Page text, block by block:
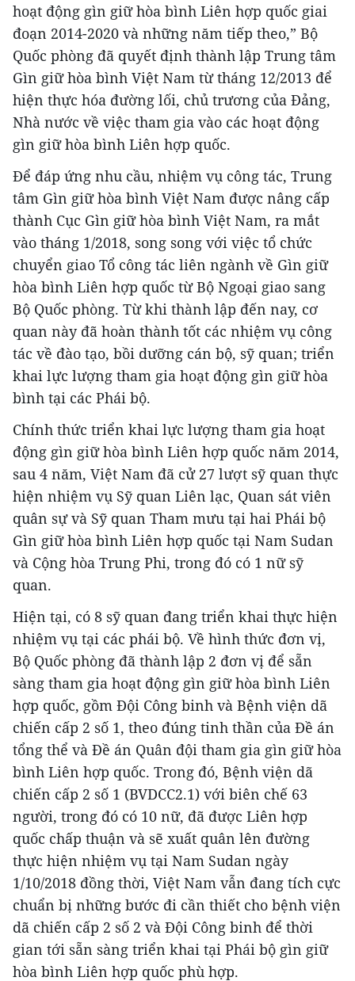
hoạt động gìn giữ hòa bình Liên hợp quốc giai
đoạn 2014-2020 và những năm tiếp theo,” Bộ
Quốc phòng đã quyết định thành lập Trung tâm
Gìn giữ hòa bình Việt Nam từ tháng 12/2013 để
hiện thực hóa đường lối, chủ trương của Đảng,
Nhà nước về việc tham gia vào các hoạt động
gìn giữ hòa bình Liên hợp quốc.
Để đáp ứng nhu cầu, nhiệm vụ công tác, Trung
tâm Gìn giữ hòa bình Việt Nam được nâng cấp
thành Cục Gìn giữ hòa bình Việt Nam, ra mắt
vào tháng 1/2018, song song với việc tổ chức
chuyển giao Tổ công tác liên ngành về Gìn giữ
hòa bình Liên hợp quốc từ Bộ Ngoại giao sang
Bộ Quốc phòng. Từ khi thành lập đến nay, cơ
quan này đã hoàn thành tốt các nhiệm vụ công
tác về đào tạo, bồi dưỡng cán bộ, sỹ quan; triển
khai lực lượng tham gia hoạt động gìn giữ hòa
bình tại các Phái bộ.
Chính thức triển khai lực lượng tham gia hoạt
động gìn giữ hòa bình Liên hợp quốc năm 2014,
sau 4 năm, Việt Nam đã cử 27 lượt sỹ quan thực
hiện nhiệm vụ Sỹ quan Liên lạc, Quan sát viên
quân sự và Sỹ quan Tham mưu tại hai Phái bộ
Gìn giữ hòa bình Liên hợp quốc tại Nam Sudan
và Cộng hòa Trung Phi, trong đó có 1 nữ sỹ
quan.
Hiện tại, có 8 sỹ quan đang triển khai thực hiện
nhiệm vụ tại các phái bộ. Về hình thức đơn vị,
Bộ Quốc phòng đã thành lập 2 đơn vị để sẵn
sàng tham gia hoạt động gìn giữ hòa bình Liên
hợp quốc, gồm Đội Công binh và Bệnh viện dã
chiến cấp 2 số 1, theo đúng tinh thần của Đề án
tổng thể và Đề án Quân đội tham gia gìn giữ hòa
bình Liên hợp quốc. Trong đó, Bệnh viện dã
chiến cấp 2 số 1 (BVDCC2.1) với biên chế 63
người, trong đó có 10 nữ, đã được Liên hợp
quốc chấp thuận và sẽ xuất quân lên đường
thực hiện nhiệm vụ tại Nam Sudan ngày
1/10/2018 đồng thời, Việt Nam vẫn đang tích cực
chuẩn bị những bước đi cần thiết cho bệnh viện
dã chiến cấp 2 số 2 và Đội Công binh để thời
gian tới sẵn sàng triển khai tại Phái bộ gìn giữ
hòa bình Liên hợp quốc phù hợp.